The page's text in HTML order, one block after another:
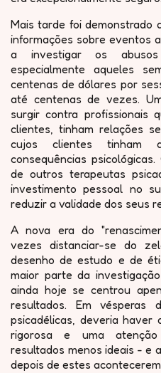
Mais tarde foi demonstrado
informações sobre eventos
a investigar os
especialmente aqueles
centenas de dólares por
até centenas de vezes.
surgir contra profissionais
clientes, tinham relações
cujos clientes tinham
consequências
de outros terapeutas
investimento pessoal no
reduzir a validade dos seus
A nova era do
vezes distanciar-se do
desenho de estudo e de
maior parte da
ainda hoje se centrou
resultados. Em vésperas
psicadélicas, deveria haver
rigorosa e uma atenção
resultados menos ideais - e
depois de estes